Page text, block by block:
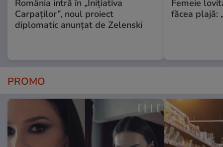
România intră în „Inițiativa
Carpaților”, noul proiect
diplomatic anunțat de Zelenski
Femeie
făcea plajă:
PROMO